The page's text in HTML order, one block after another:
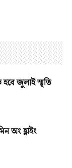
জুলাই স্মৃতি
অং হ্লাইং